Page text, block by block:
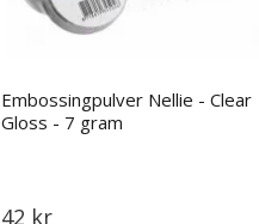
Embossingpulver Nellie - Clear
Gloss - 7 gram
42 kr